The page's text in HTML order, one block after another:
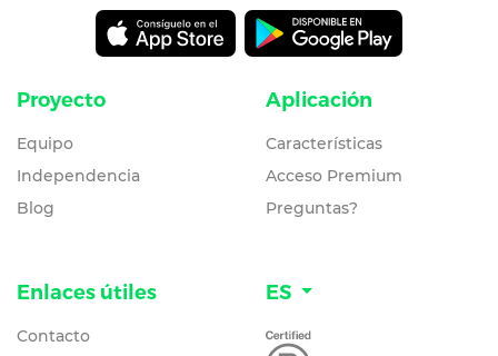
Proyecto
Equipo
Independencia
Blog
Aplicación
Características
Acceso Premium
Preguntas?
Enlaces útiles
Contacto
ES